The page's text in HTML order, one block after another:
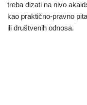
treba dizati na nivo
kao praktično-pravno
ili društvenih odnosa.